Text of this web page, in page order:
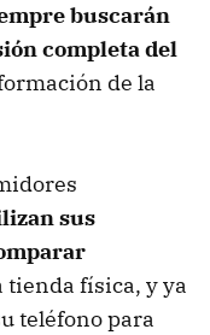
buscarán
completa del
de la
sus
física, y ya
teléfono para